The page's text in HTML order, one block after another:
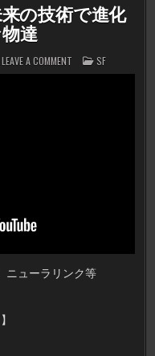
の技術で進化
達
LEAVE A COMMENTON
【ゆ
な
達
POSTED
IN
SF
ニューラリンク等